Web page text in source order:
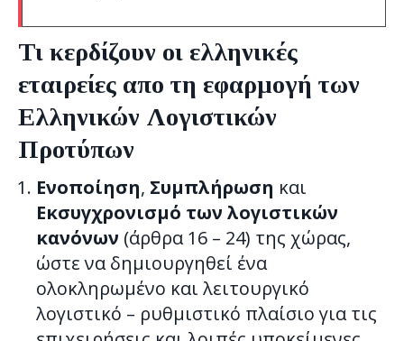
Τι κερδίζουν οι ελληνικές
εταιρείες απο τη εφαρμογή των
Ελληνικών Λογιστικών
Προτύπων
Ενοποίηση, Συμπλήρωση και
Εκσυγχρονισμό των λογιστικών
κανόνων (άρθρα 16 – 24) της χώρας,
ώστε να δημιουργηθεί ένα
ολοκληρωμένο και λειτουργικό
λογιστικό – ρυθμιστικό πλαίσιο για τις